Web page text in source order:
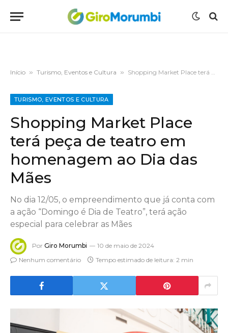
Início » Turismo, Eventos e Cultura » Shopping Market Place terá peça de teatro em homenagem ao Dia das Mães
TURISMO, EVENTOS E CULTURA
Shopping Market Place
terá peça de teatro em
homenagem ao Dia das
Mães
No dia 12/05, o empreendimento que já conta com
a ação “Domingo é Dia de Teatro”, terá ação
especial para celebrar as Mães
Por Giro Morumbi
10 de maio de 2024
Nenhum comentário
Tempo estimado de leitura: 2 min